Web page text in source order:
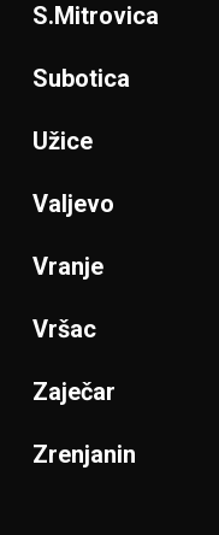
S.Mitrovica
Subotica
Užice
Valjevo
Vranje
Vršac
Zaječar
Zrenjanin